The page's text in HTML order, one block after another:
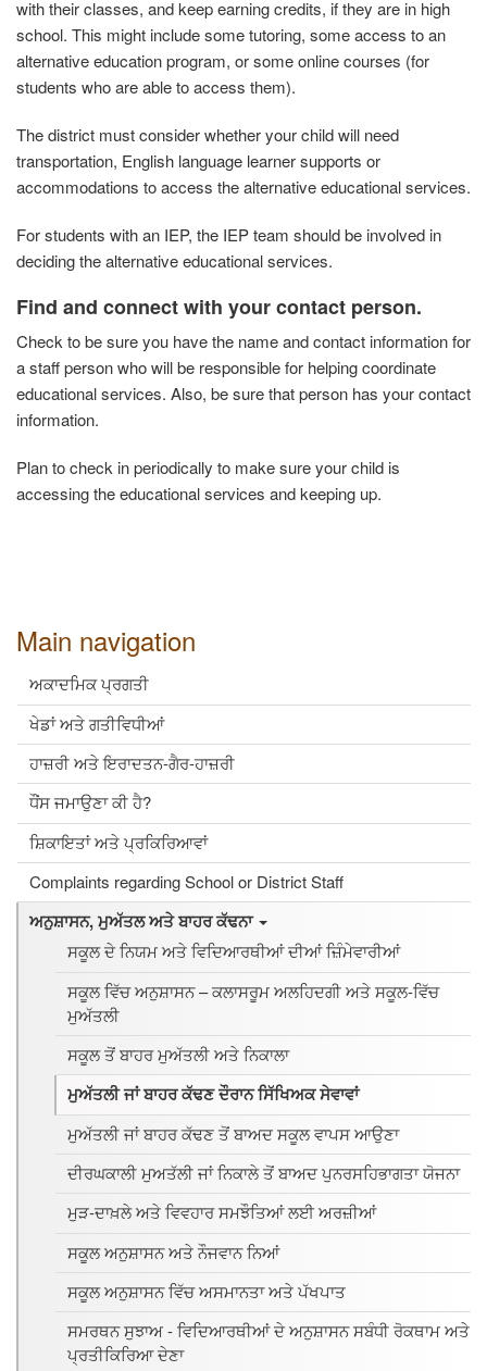
Main navigation
ਅਕਾਦਮਿਕ ਪ੍ਰਗਤੀ
ਖੇਡਾਂ ਅਤੇ ਗਤੀਵਿਧੀਆਂ
ਹਾਜ਼ਰੀ ਅਤੇ ਇਰਾਦਤਨ-ਗੈਰ-ਹਾਜ਼ਰੀ
ਧੌਂਸ ਜਮਾਉਣਾ ਕੀ ਹੈ?
ਸ਼ਿਕਾਇਤਾਂ ਅਤੇ ਪ੍ਰਕਿਰਿਆਵਾਂ
Complaints regarding School or District Staff
ਅਨੁਸ਼ਾਸਨ, ਮੁਅੱਤਲ ਅਤੇ ਬਾਹਰ ਕੱਢਨਾ
ਸਕੂਲ ਦੇ ਨਿਯਮ ਅਤੇ ਵਿਦਿਆਰਥੀਆਂ ਦੀਆਂ ਜ਼ਿੰਮੇਵਾਰੀਆਂ
ਸਕੂਲ ਵਿੱਚ ਅਨੁਸ਼ਾਸਨ – ਕਲਾਸਰੂਮ ਅਲਹਿਦਗੀ ਅਤੇ ਸਕੂਲ-ਵਿੱਚ
ਮੁਅੱਤਲੀ
ਸਕੂਲ ਤੋਂ ਬਾਹਰ ਮੁਅੱਤਲੀ ਅਤੇ ਨਿਕਾਲਾ
ਮੁਅੱਤਲੀ ਜਾਂ ਬਾਹਰ ਕੱਢਣ ਦੌਰਾਨ ਸਿੱਖਿਅਕ ਸੇਵਾਵਾਂ
ਮੁਅੱਤਲੀ ਜਾਂ ਬਾਹਰ ਕੱਢਣ ਤੋਂ ਬਾਅਦ ਸਕੂਲ ਵਾਪਸ ਆਉਣਾ
ਦੀਰਘਕਾਲੀ ਮੁਅਤੱਲੀ ਜਾਂ ਨਿਕਾਲੇ ਤੋਂ ਬਾਅਦ ਪੁਨਰਸਹਿਭਾਗਤਾ ਯੋਜਨਾ
ਮੁੜ-ਦਾਖ਼ਲੇ ਅਤੇ ਵਿਵਹਾਰ ਸਮਝੌਤਿਆਂ ਲਈ ਅਰਜ਼ੀਆਂ
ਸਕੂਲ ਅਨੁਸ਼ਾਸਨ ਅਤੇ ਨੌਜਵਾਨ ਨਿਆਂ
ਸਕੂਲ ਅਨੁਸ਼ਾਸਨ ਵਿੱਚ ਅਸਮਾਨਤਾ ਅਤੇ ਪੱਖਪਾਤ
ਸਮਰਥਨ ਸੁਝਾਅ - ਵਿਦਿਆਰਥੀਆਂ ਦੇ ਅਨੁਸ਼ਾਸਨ ਸਬੰਧੀ ਰੋਕਥਾਮ ਅਤੇ
ਪ੍ਰਤੀਕਿਰਿਆ ਦੇਣਾ
with their classes, and keep earning credits, if they are in high
school. This might include some tutoring, some access to an
alternative education program, or some online courses (for
students who are able to access them).
The district must consider whether your child will need
transportation, English language learner supports or
accommodations to access the alternative educational services.
For students with an IEP, the IEP team should be involved in
deciding the alternative educational services.
Find and connect with your contact person.
Check to be sure you have the name and contact information for
a staff person who will be responsible for helping coordinate
educational services. Also, be sure that person has your contact
information.
Plan to check in periodically to make sure your child is
accessing the educational services and keeping up.